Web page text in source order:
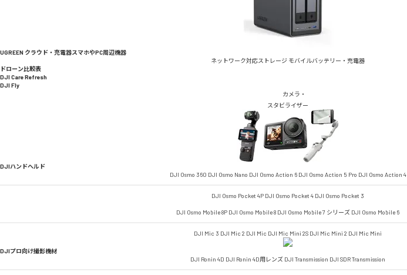
UGREEN クラウド・充電器スマホやPC周辺機器
ネットワーク対応ストレージ モバイルバッテリー・充電器
ドローン比較表
DJI Care Refresh
DJI Fly
カメラ・
スタビライザー
DJIハンドヘルド
DJI Osmo 360 DJI Osmo Nano DJI Osmo Action 6 DJI Osmo Action 5 Pro DJI Osmo Action 4
DJI Osmo Pocket 4P DJI Osmo Pocket 4 DJI Osmo Pocket 3
DJI Osmo Mobile 8P DJI Osmo Mobile 8 DJI Osmo Mobile 7 シリーズ DJI Osmo Mobile 6
DJI Mic 3 DJI Mic 2 DJI Mic DJI Mic Mini 2S DJI Mic Mini 2 DJI Mic Mini
DJIプロ向け撮影機材
DJI Ronin 4D DJI Ronin 4D用レンズ DJI Transmission DJI SDR Transmission